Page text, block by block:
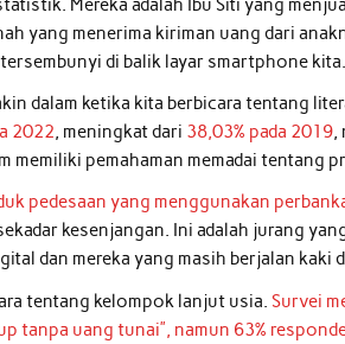
yang menerima kiriman uang dari
di balik layar smartphone kita.
dalam ketika kita berbicara tentang
2022, meningkat dari 38,03% pada 2019,
memiliki pemahaman memadai tentang
pedesaan yang menggunakan
kesenjangan. Ini adalah jurang
dan mereka yang masih berjalan kaki
tentang kelompok lanjut usia.Survei
tanpa uang tunai”, namun 63%